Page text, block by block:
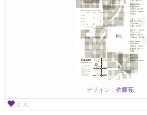
デザイン： 佐藤亮
0 人